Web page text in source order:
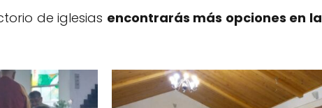
de iglesias encontrarás más opciones en la